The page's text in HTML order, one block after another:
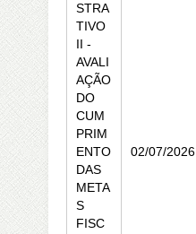
STRA
TIVO
II -
AVALI
AÇÃO
DO
CUM
PRIM
ENTO
DAS
META
S
FISC
02/07/2026